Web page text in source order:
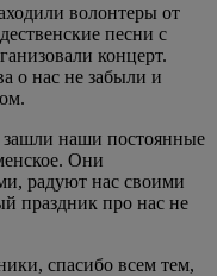
волонтеры от
песни с
концерт.
о нас не забыли и
наши постоянные
Они
радуют нас своими
праздник про нас не
спасибо всем тем,